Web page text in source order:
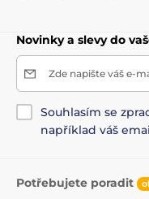
Novinky a slevy do
Zde napište váš e-
Souhlasím se
například váš
Potřebujete poradit